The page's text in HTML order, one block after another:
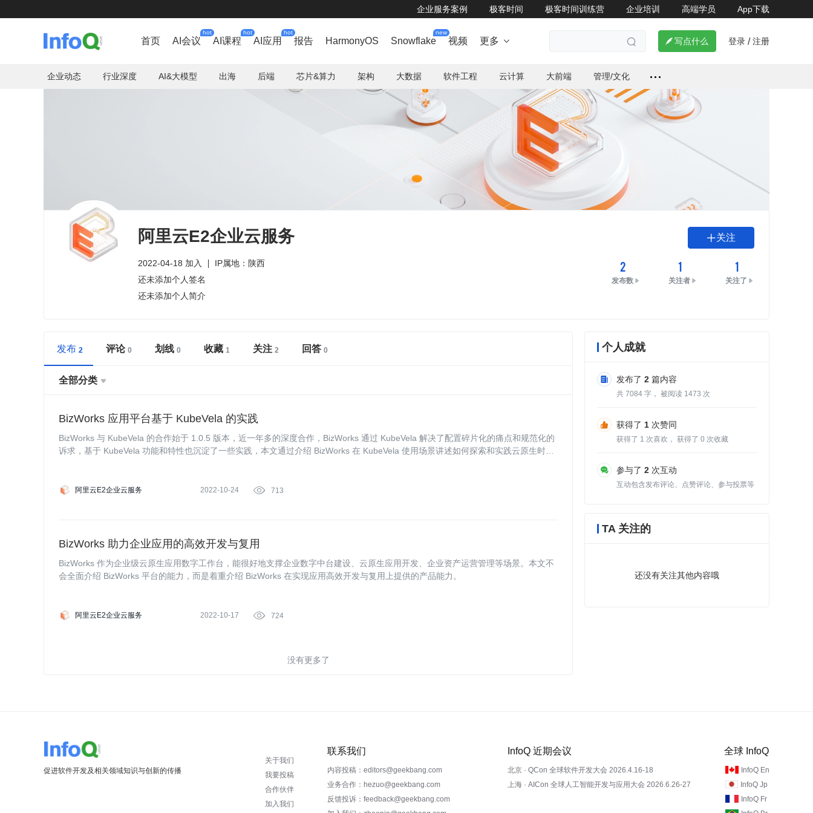
企业服务案例 极客时间 极客时间训练营 企业培训 高端学员 App下载
首页 AI会议
hot
AI课程
hot
AI应用
hot
报告 HarmonyOS Snowflake
new
视频 更多    写点什么 登录 / 注册
企业动态 行业深度 AI&大模型 出海 后端 芯片&算力 架构 大数据 软件工程 云计算 大前端 管理/文化
阿里云E2企业云服务
2022-04-18 加入
IP属地：陕西
还未添加个人签名
还未添加个人简介
关注
2
发布数
1
关注者
1
关注了
发布 评论 划线 收藏 关注 回答
全部分类 
BizWorks 应⽤平台基于 KubeVela 的实践
BizWorks 与 KubeVela 的合作始于 1.0.5 版本，近一年多的深度合作，BizWorks 通过 KubeVela 解决了配置碎片化的痛点和规范化的
诉求，基于 KubeVela 功能和特性也沉淀了一些实践，本文通过介绍 BizWorks 在 KubeVela 使用场景讲述如何探索和实践云原生时代
阿里云E2企业云服务 2022-10-24  713
BizWorks 助力企业应用的高效开发与复用
BizWorks 作为企业级云原生应用数字工作台，能很好地支撑企业数字中台建设、云原生应用开发、企业资产运营管理等场景。本文不
会全面介绍 BizWorks 平台的能力，而是着重介绍 BizWorks 在实现应用高效开发与复用上提供的产品能力。
阿里云E2企业云服务 2022-10-17  724
没有更多了
个人成就
发布了 2 篇内容
共 7084 字， 被阅读 1473 次
获得了 1 次赞同
获得了 1 次喜欢， 获得了 0 次收藏
参与了 2 次互动
互动包含发布评论、点赞评论、参与投票等
TA 关注的
还没有关注其他内容哦
促进软件开发及相关领域知识与创新的传播
关于我们
我要投稿
合作伙伴
加入我们
联系我们
内容投稿：editors@geekbang.com
业务合作：hezuo@geekbang.com
反馈投诉：feedback@geekbang.com
InfoQ 近期会议
北京 · QCon 全球软件开发大会 2026.4.16-18
上海 · AICon 全球人工智能开发与应用大会 2026.6.26-27
全球 InfoQ
InfoQ En
InfoQ Jp
InfoQ Fr